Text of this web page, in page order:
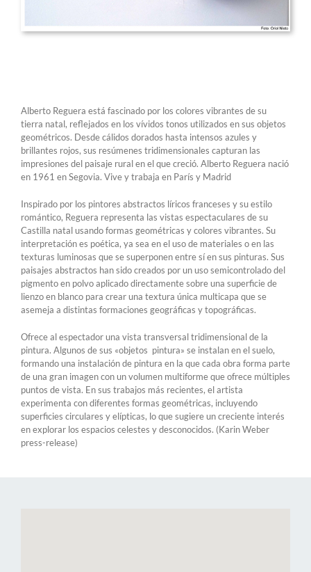
Alberto Reguera está fascinado por los colores vibrantes de su
tierra natal, reflejados en los vívidos tonos utilizados en sus objetos
geométricos. Desde cálidos dorados hasta intensos azules y
brillantes rojos, sus resúmenes tridimensionales capturan las
impresiones del paisaje rural en el que creció. Alberto Reguera nació
en 1961 en Segovia. Vive y trabaja en París y Madrid
Inspirado por los pintores abstractos líricos franceses y su estilo
romántico, Reguera representa las vistas espectaculares de su
Castilla natal usando formas geométricas y colores vibrantes. Su
interpretación es poética, ya sea en el uso de materiales o en las
texturas luminosas que se superponen entre sí en sus pinturas. Sus
paisajes abstractos han sido creados por un uso semicontrolado del
pigmento en polvo aplicado directamente sobre una superficie de
lienzo en blanco para crear una textura única multicapa que se
asemeja a distintas formaciones geográficas y topográficas.
Ofrece al espectador una vista transversal tridimensional de la
pintura. Algunos de sus «objetos pintura» se instalan en el suelo,
formando una instalación de pintura en la que cada obra forma parte
de una gran imagen con un volumen multiforme que ofrece múltiples
puntos de vista. En sus trabajos más recientes, el artista
experimenta con diferentes formas geométricas, incluyendo
superficies circulares y elípticas, lo que sugiere un creciente interés
en explorar los espacios celestes y desconocidos. (Karin Weber
press-release)